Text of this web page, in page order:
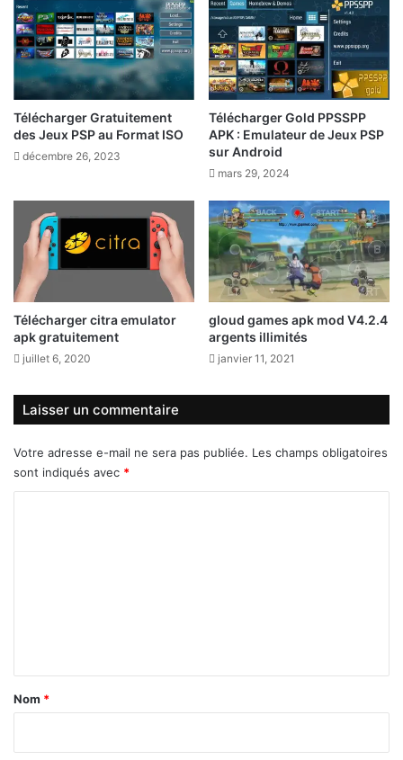
Télécharger Gratuitement
des Jeux PSP au Format ISO
décembre 26, 2023
Télécharger Gold PPSSPP
APK : Emulateur de Jeux PSP
sur Android
mars 29, 2024
Télécharger citra emulator
apk gratuitement
juillet 6, 2020
gloud games apk mod V4.2.4
argents illimités
janvier 11, 2021
Laisser un commentaire
Votre adresse e-mail ne sera pas publiée. Les champs obligatoires
sont indiqués avec *
a
Nom *